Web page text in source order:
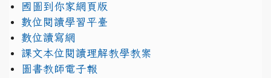
國圖到你家網頁版
數位閱讀學習平臺
數位讀寫網
課文本位閱讀理解教學教案
圖書教師電子報